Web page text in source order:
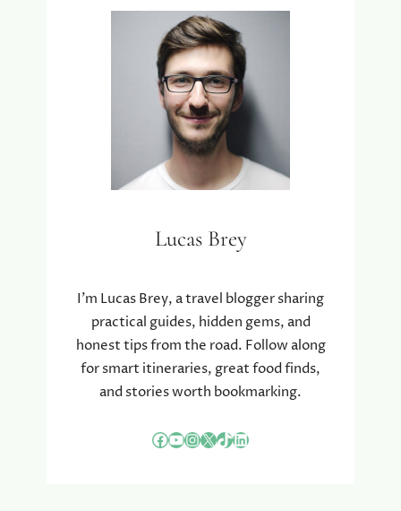
Lucas Brey
I’m Lucas Brey, a travel blogger sharing
practical guides, hidden gems, and
honest tips from the road. Follow along
for smart itineraries, great food finds,
and stories worth bookmarking.
Facebook YouTube InstagramX TikTok LinkedIn